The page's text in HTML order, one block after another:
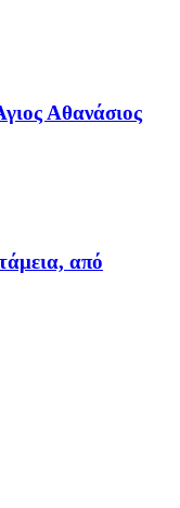
Αθανάσιος
από